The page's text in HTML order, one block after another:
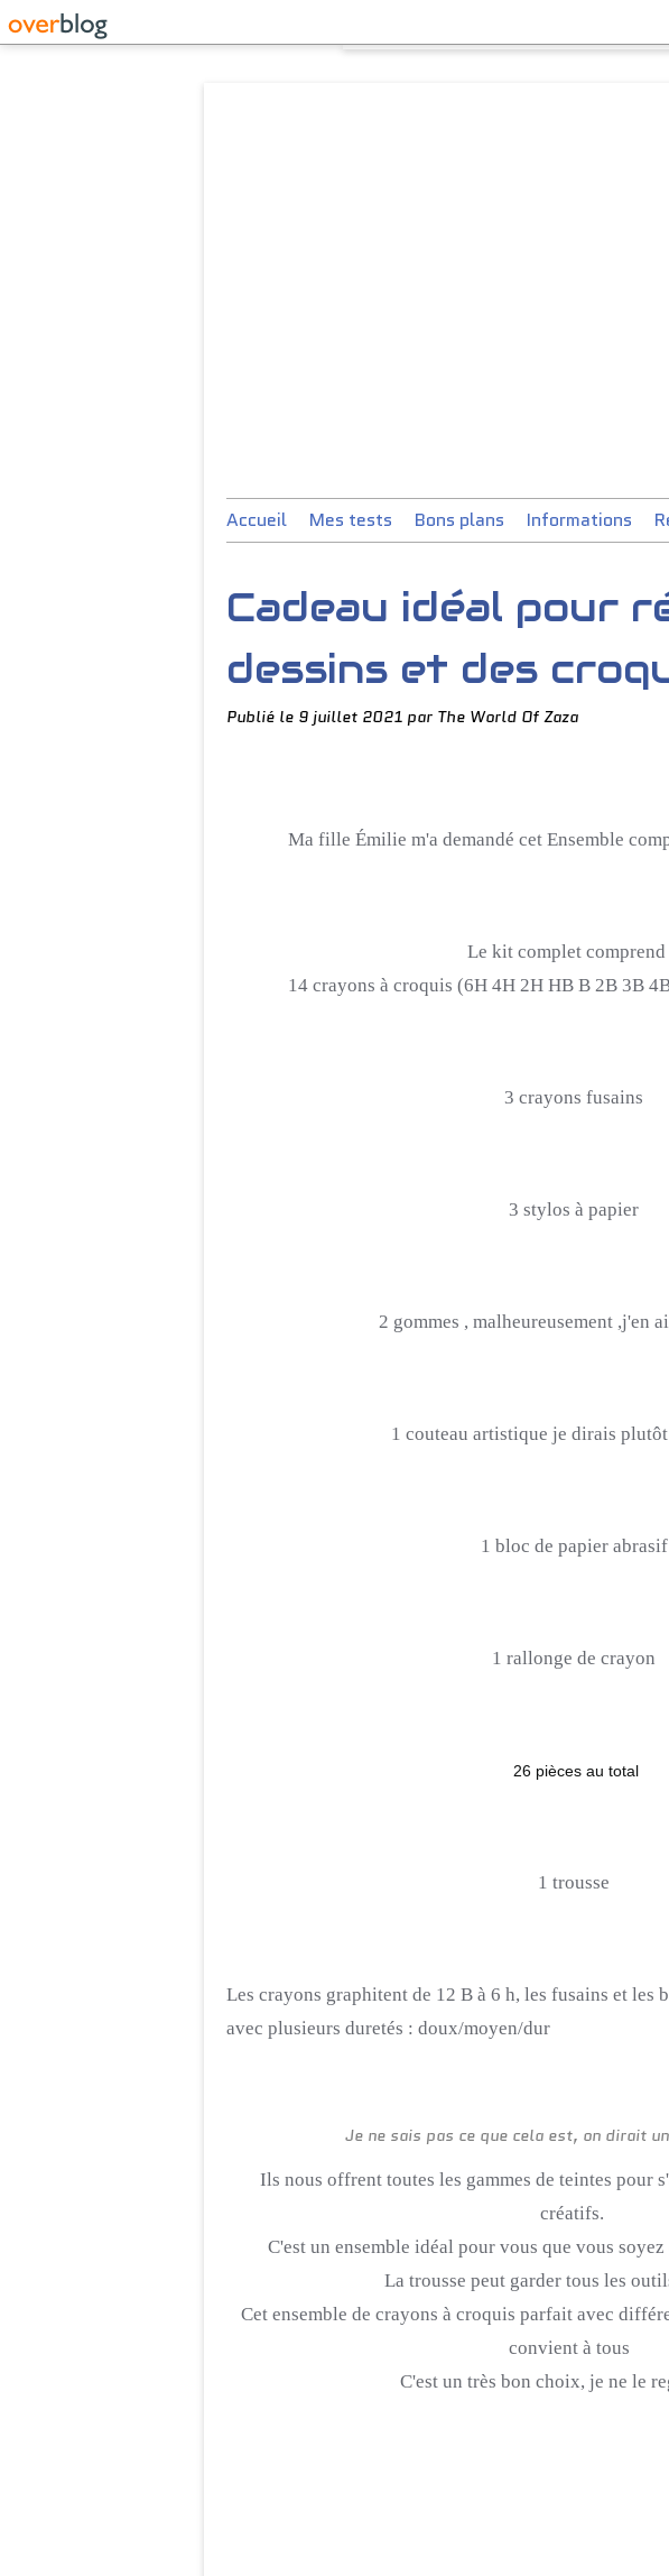
Accueil Mes tests Bons plans Informations
Cadeau idéal pour
dessins et des
Publié le 9 juillet 2021 par The World Of Zaza
Ma fille Émilie m'a demandé cet Ensemble
Le kit complet comprend
14 crayons à croquis (6H 4H 2H HB B 2B 3B
3 crayons fusains
3 stylos à papier
2 gommes , malheureusement ,j'en
1 couteau artistique je dirais
1 bloc de papier abrasif
1 rallonge de crayon
26 pièces au total
1 trousse
Les crayons graphitent de 12 B à 6 h, les fusains et les
avec plusieurs duretés : doux/moyen/dur
Je ne sais pas ce que cela est, on dirait
Ils nous offrent toutes les gammes de teintes pour
créatifs.
C'est un ensemble idéal pour vous que vous
La trousse peut garder tous les
Cet ensemble de crayons à croquis parfait avec
convient à tous
C'est un très bon choix, je ne le